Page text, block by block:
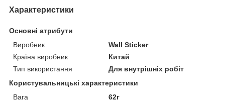
Характеристики
Основні атрибути
Виробник
Wall Sticker
Країна виробник
Китай
Тип використання
Для внутрішніх робіт
Користувальницькі характеристики
Вага
62г